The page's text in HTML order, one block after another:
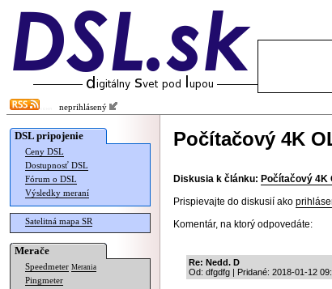
neprihlásený
DSL pripojenie
Ceny DSL
Dostupnosť DSL
Fórum o DSL
Výsledky meraní
Satelitná mapa SR
Merače
Speedmeter Merania
Pingmeter
Počítačový 4K
Diskusia k článku: Počítačový 4K
Prispievajte do diskusií ako
Komentár, na ktorý odpovedáte:
Re: Nedd. D
Od: dfgdfg | Pridané: 2018-01-12